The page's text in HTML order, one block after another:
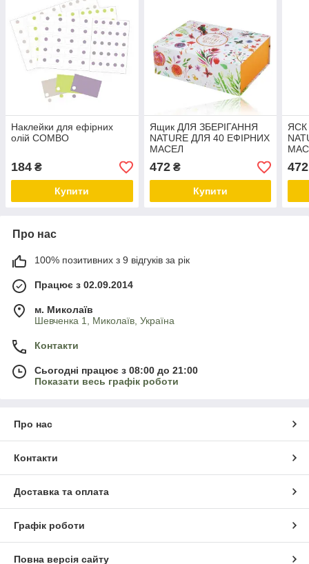
Наклейки для ефірних
олій COMBO
184 ₴
Купити
Ящик ДЛЯ ЗБЕРІГАННЯ
NATURE ДЛЯ 40 ЕФІРНИХ
МАСЕЛ
472₴
Купити
ЯСК
472
Про нас
100% позитивних з 9 відгуків за рік
Працює з 02.09.2014
м. Миколаїв
Шевченка 1, Миколаїв, Україна
Контакти
Сьогодні працює з 08:00 до 21:00
Показати весь графік роботи
Про нас
Контакти
Доставка та оплата
Графік роботи
Повна версія сайту